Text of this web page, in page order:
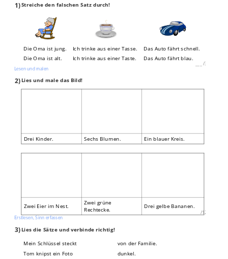
1)Streiche den falschen Satz durch!
Die Oma ist jung. Ich trinke aus einer Tasse. Das Auto fährt schnell.
Die Oma ist alt. Ich trinke aus einer Taste. Das Auto fährt blau.
/3P
Lesen und malen
2) Lies und male das Bild!
Drei Kinder. Sechs Blumen. Ein blauer Kreis.
Zwei Eier im Nest. Zwei grüne
Rechtecke. Drei gelbe Bananen.
/12P
Erstlesen, Sinn erfassen
3) Lies die Sätze und verbinde richtig!
Mein Schlüssel steckt
von der Familie.
Tom knipst ein Foto
dunkel.